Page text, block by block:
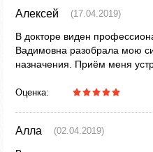
Алексей (17.04.2019)
В докторе виден
Вадимовна разобрала мою
назначения. Приём меня
Оценка:
Алла (02.04.2019)